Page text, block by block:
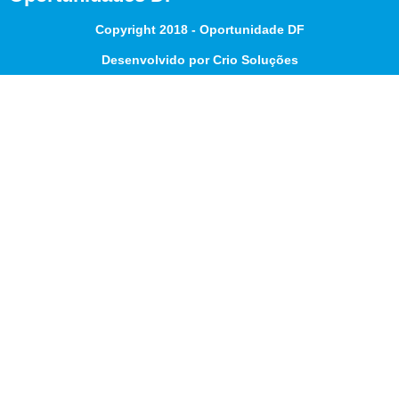
Copyright 2018 - Oportunidade DF
Desenvolvido por Crio Soluções